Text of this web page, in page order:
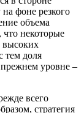
фоне резкого
объема
некоторые
высоких
тем доля
уровне –
всего
стратегия